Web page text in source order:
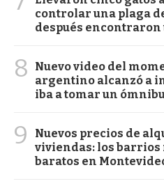
controlar una plaga
después encontraron
8
Nuevo video del
argentino alcanzó a
iba a tomar un
9
Nuevos precios de
viviendas: los barrios
baratos en